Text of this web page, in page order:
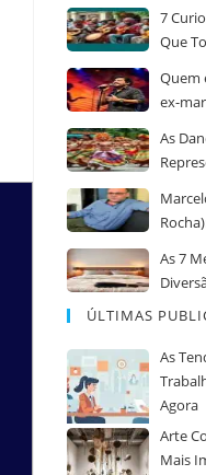
7
Que
Quem
ex-
As
As 7
ÚLTIMAS
As
Agora
Arte
Mais